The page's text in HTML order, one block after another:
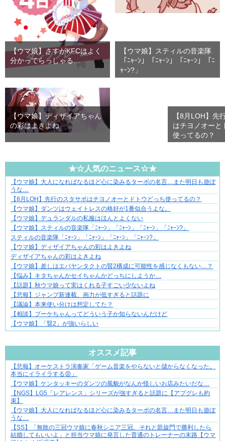
【ウマ娘】さすがKFCはよく
分かってらっしゃる…
【ウマ娘】スティルの音楽隊
「ﾆｬｰﾝ」「ﾆｬｰﾝ」「ﾆｬｰﾝ」「ﾆ
ｬｰﾝ?」
【ウマ娘】ディザイアちゃん
の彩はよきよね
【8月LOH】先
はチヨノオーと
使ってるの？
★☆人気のニュース☆★
小さなすれ違いが、夫を追い詰めていく
【ウマ娘】大人になればなるほど心に染みるターボの名言…また明日も遊ぼ
うな…
【8月LOH】先行のスタサポはチヨノオーとドトウどっち使ってるの？
【ウマ娘】ダンツはウェイトレスの格好が1番似合うよな。
【ウマ娘】デュランダルの私服はほんとよくない
【ウマ娘】スティルの音楽隊「ﾆｬｰﾝ」「ﾆｬｰﾝ」「ﾆｬｰﾝ」「ﾆｬｰﾝ?」
スティルの音楽隊「ﾆｬｰﾝ」「ﾆｬｰﾝ」「ﾆｬｰﾝ」「ﾆｬｰﾝ?」
【ウマ娘】ディザイアちゃんの彩はよきよね
ディザイアちゃんの彩はよきよね
【ウマ娘】差しはエバヤンタクトの賢2構成に可能性を感じなくもない…？
【悩み】キタちゃんかセイちゃんかどっちにしようか…
【話題】秋ウマ娘って実はくれる子すごい少ないよね
【悲報】ジャンプ新連載、画力が低すぎると話題に
【議論】本来使い分けは想定してた？
【相談】ブーケちゃんってどういう子か知らないんだけど
【ウマ娘】「賢2」が強いらしい
オススメ記事
悩んでいるのは私だけ？夫との距離
【悲報】オーケストラ演奏家「ゲーム音楽をやらないと儲からなくなった。
本当にイライラする😡」
【ウマ娘】ケンタッキーのダンツの風貌がなんか怪しいお店みたいだな…
【NGS】LG5「レアレンス」シリーズが強すぎると話題に【アプグレも約
束】
【ウマ娘】大人になればなるほど心に染みるターボの名言…また明日も遊ぼ
うな…
【SS】「無敗の三冠ウマ娘に春秋シニア三冠、それと凱旋門で勝利したら
結婚してもいいよ」と担当ウマ娘に発言した普通のトレーナーの末路【ウマ